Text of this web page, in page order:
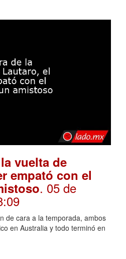
vuelta de
empató con el
. 05 de
de cara a la temporada, ambos
en Australia y todo terminó en